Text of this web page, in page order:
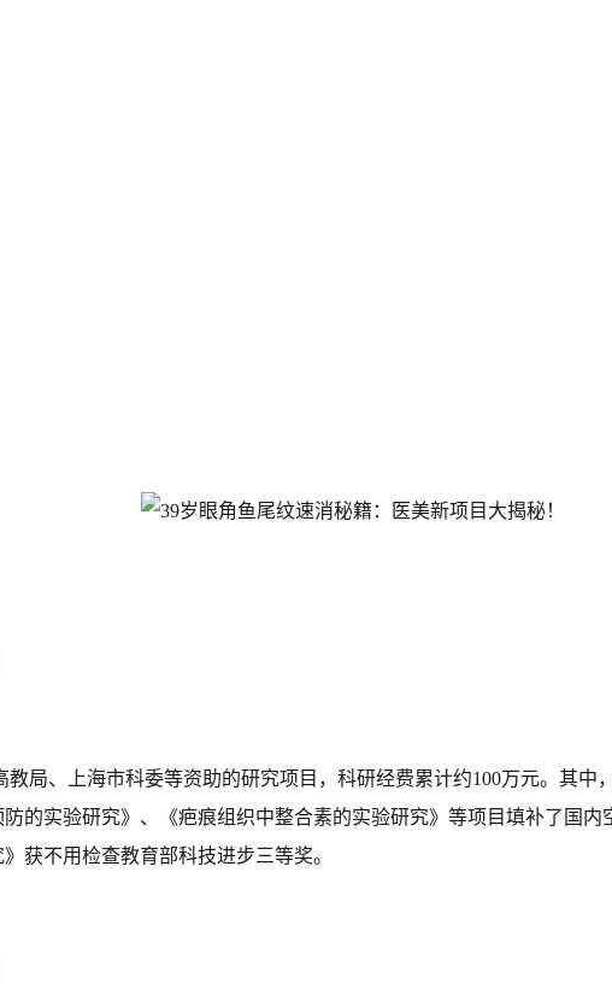
局、上海市科委等资助的研究项目，科研经费累计约100万元。其中
防的实验研究》、《疤痕组织中整合素的实验研究》等项目填补了国
获不用检查教育部科技进步三等奖。